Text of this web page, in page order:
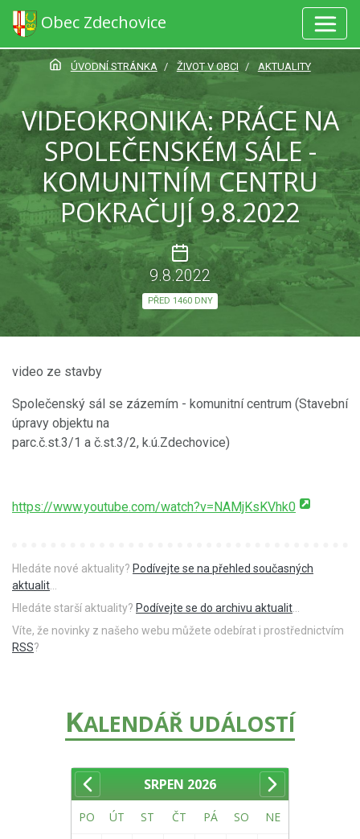
Obec Zdechovice
ÚVODNÍ STRÁNKA ŽIVOT V OBCI AKTUALITY
VIDEOKRONIKA: PRÁCE NA
SPOLEČENSKÉM SÁLE -
KOMUNITNÍM CENTRU
POKRAČUJÍ 9.8.2022
9.8.2022
PŘED 1460 DNY
video ze stavby
Společenský sál se zázemím - komunitní centrum (Stavební
úpravy objektu na
parc.č.st.3/1 a č.st.3/2, k.ú.Zdechovice)
https://www.youtube.com/watch?v=NAMjKsKVhk0
Hledáte nové aktuality? Podívejte se na přehled současných
aktualit
Hledáte starší aktuality? Podívejte se do archivu aktualit
Víte, že novinky z našeho webu můžete odebírat i prostřednictvím
RSS?
KALENDÁŘ UDÁLOSTÍ
SRPEN 2026
PO ÚT ST ČT PÁ SO NE